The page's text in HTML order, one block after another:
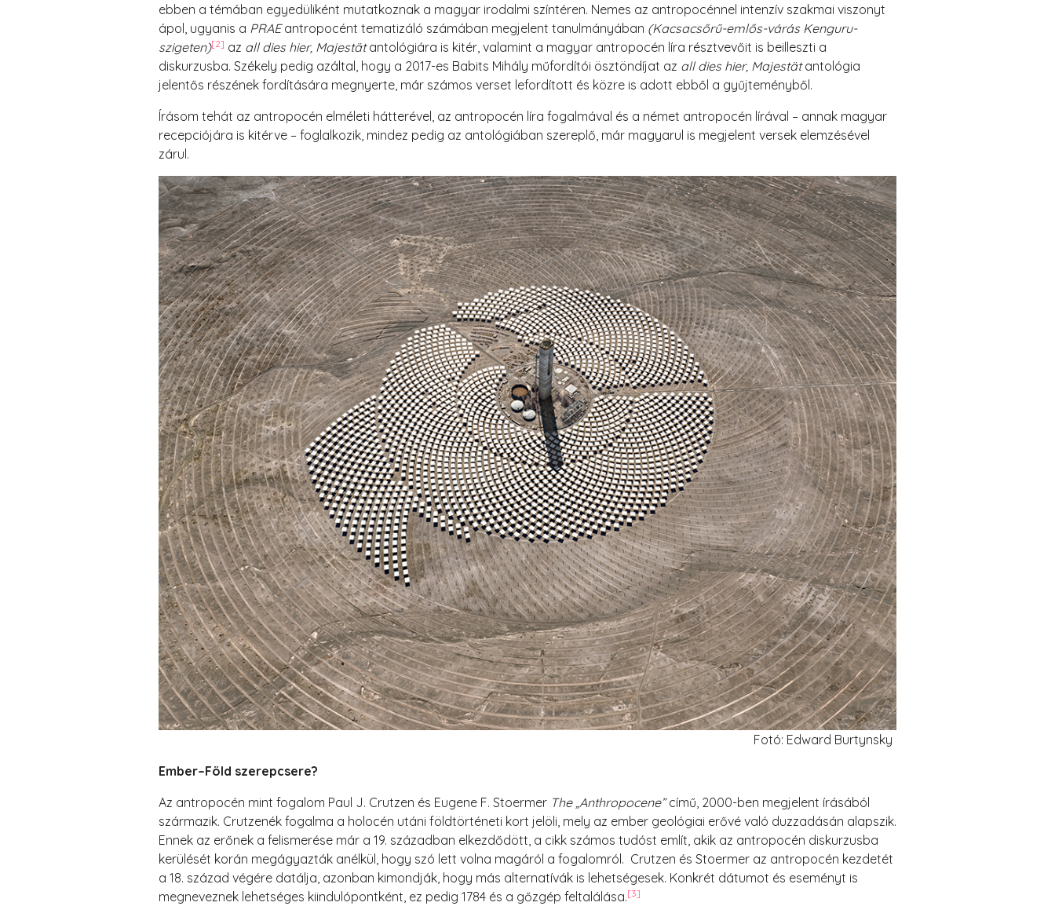
ebben a témában egyedüliként mutatkoznak a magyar irodalmi színtéren. Nemes az antropocénnel intenzív szakmai viszonyt
ápol, ugyanis a PRAEantropocént tematizáló számában megjelent tanulmányában (Kacsacsőrű-emlős-várás Kenguru-
szigeten)[2] az all dies hier, Majestätantológiára is kitér, valamint a magyar antropocén líra résztvevőit is beilleszti a
diskurzusba. Székely pedig azáltal, hogy a 2017-es Babits Mihály műfordítói ösztöndíjat az all dies hier, Majestätantológia
jelentős részének fordítására megnyerte, már számos verset lefordított és közre is adott ebből a gyűjteményből.
Írásom tehát az antropocén elméleti hátterével, az antropocén líra fogalmával és a német antropocén lírával – annak magyar
recepciójára is kitérve – foglalkozik, mindez pedig az antológiában szereplő, már magyarul is megjelent versek elemzésével
zárul.
Fotó: Edward Burtynsky
Ember–Föld szerepcsere?
Az antropocén mint fogalom Paul J. Crutzen és Eugene F. Stoermer The „Anthropocene”című, 2000-ben megjelent írásából
származik. Crutzenék fogalma a holocén utáni földtörténeti kort jelöli, mely az ember geológiai erővé való duzzadásán alapszik.
Ennek az erőnek a felismerése már a 19. században elkezdődött, a cikk számos tudóst említ, akik az antropocén diskurzusba
kerülését korán megágyazták anélkül, hogy szó lett volna magáról a fogalomról. Crutzen és Stoermer az antropocén kezdetét
a 18. század végére datálja, azonban kimondják, hogy más alternatívák is lehetségesek. Konkrét dátumot és eseményt is
megneveznek lehetséges kiindulópontként, ez pedig 1784 és a gőzgép feltalálása.[3]